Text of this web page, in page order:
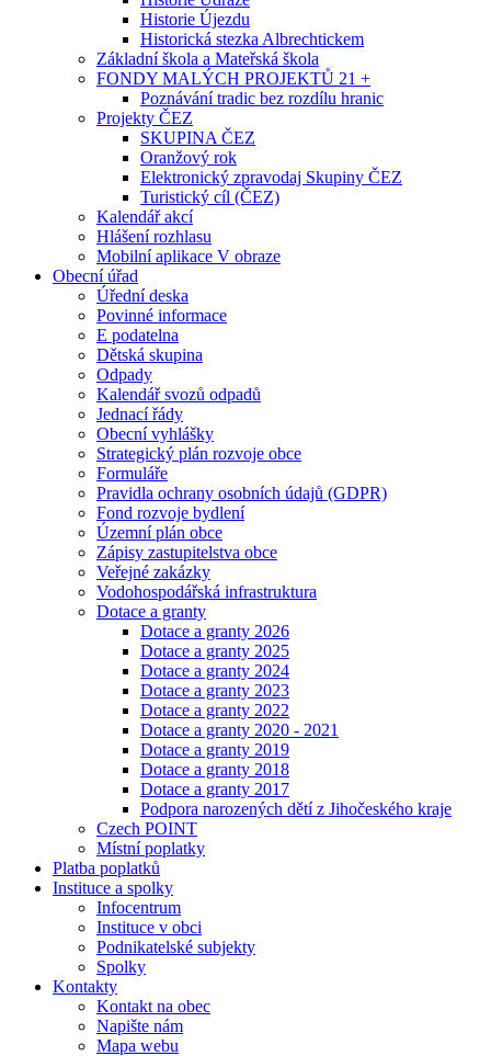
Historie Újezdu
Historická stezka Albrechtickem
Základní škola a Mateřská škola
FONDY MALÝCH PROJEKTŮ 21 +
Poznávání tradic bez rozdílu hranic
Projekty ČEZ
SKUPINA ČEZ
Oranžový rok
Elektronický zpravodaj Skupiny ČEZ
Turistický cíl (ČEZ)
Kalendář akcí
Hlášení rozhlasu
Mobilní aplikace V obraze
Obecní úřad
Úřední deska
Povinné informace
E podatelna
Dětská skupina
Odpady
Kalendář svozů odpadů
Jednací řády
Obecní vyhlášky
Strategický plán rozvoje obce
Formuláře
Pravidla ochrany osobních údajů (GDPR)
Fond rozvoje bydlení
Územní plán obce
Zápisy zastupitelstva obce
Veřejné zakázky
Vodohospodářská infrastruktura
Dotace a granty
Dotace a granty 2026
Dotace a granty 2025
Dotace a granty 2024
Dotace a granty 2023
Dotace a granty 2022
Dotace a granty 2020 - 2021
Dotace a granty 2019
Dotace a granty 2018
Dotace a granty 2017
Podpora narozených dětí z Jihočeského kraje
Czech POINT
Místní poplatky
Platba poplatků
Instituce a spolky
Infocentrum
Instituce v obci
Podnikatelské subjekty
Spolky
Kontakty
Kontakt na obec
Napište nám
Mapa webu